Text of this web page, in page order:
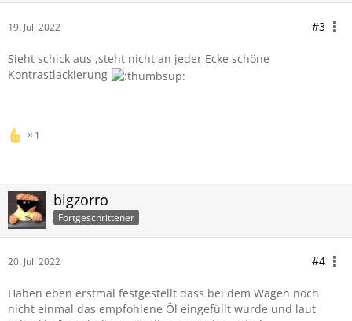
19. Juli 2022 #3
Sieht schick aus ,steht nicht an jeder Ecke schöne
Kontrastlackierung
1
bigzorro
Fortgeschrittener
20. Juli 2022 #4
Haben eben erstmal festgestellt dass bei dem Wagen noch
nicht einmal das empfohlene Öl eingefüllt wurde und laut